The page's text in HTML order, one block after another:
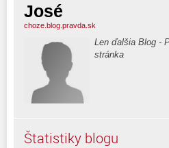
José
choze.blog.pravda.sk
Len ďalšia Blog -
stránka
Štatistiky blogu